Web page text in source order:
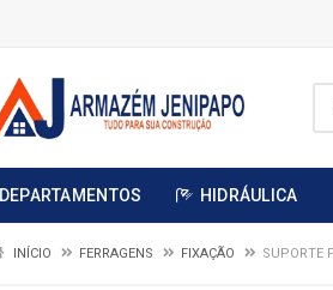
DEPARTAMENTOS HIDRÁULICA
INÍCIO FERRAGENS FIXAÇÃO SUPORTE